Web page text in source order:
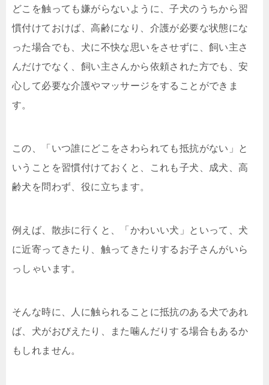
どこを触っても嫌がらないように、子犬のうちから習
慣付けておけば、高齢になり、介護が必要な状態にな
った場合でも、犬に不快な思いをさせずに、飼い主さ
んだけでなく、飼い主さんから依頼された方でも、安
心して必要な介護やマッサージをすることができま
す。
この、「いつ誰にどこをさわられても抵抗がない」と
いうことを習慣付けておくと、これも子犬、成犬、高
齢犬を問わず、役に立ちます。
例えば、散歩に行くと、「かわいい犬」といって、犬
に近寄ってきたり、触ってきたりするお子さんがいら
っしゃいます。
そんな時に、人に触られることに抵抗のある犬であれ
ば、犬がおびえたり、また噛んだりする場合もあるか
もしれません。